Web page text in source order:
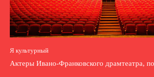
Я культурный
Актеры Ивано-Франковского драмтеатра,